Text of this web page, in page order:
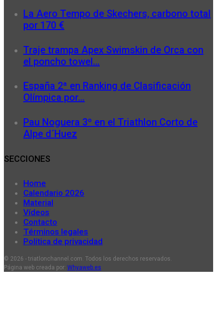
La Aero Tempo de Skechers, carbono total
por 170 €
Traje trampa Apex Swimskin de Orca con
el poncho towel…
España 2ª en Ranking de Clasificación
Olímpica por…
Pau Noguera 3º en el Triathlon Corto de
Alpe d´Huez
SECCIONES
Home
Calendario 2026
Material
Vídeos
Contacto
Términos legales
Política de privacidad
© 2026 - triatlonchannel.com. Todos los derechos reservados.
Página web creada por: Whyaweb.es